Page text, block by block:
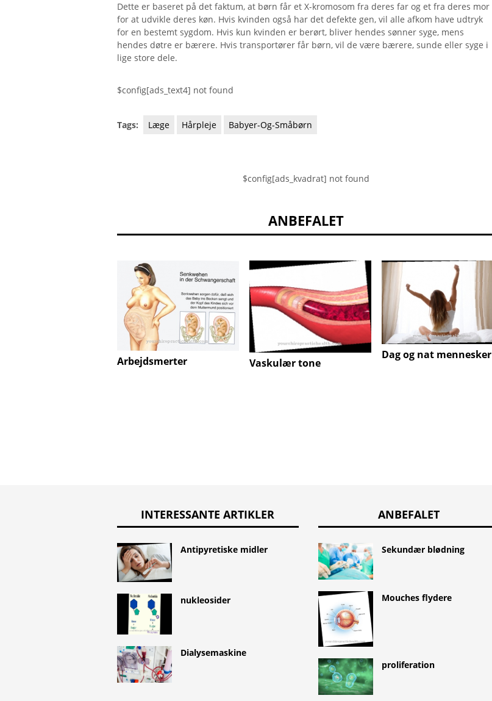
Dette er baseret på det faktum, at børn får et X-kromosom fra deres far og et fra deres mor
for at udvikle deres køn. Hvis kvinden også har det defekte gen, vil alle afkom have udtryk
for en bestemt sygdom. Hvis kun kvinden er berørt, bliver hendes sønner syge, mens
hendes døtre er bærere. Hvis transportører får børn, vil de være bærere, sunde eller syge i
lige store dele.
$config[ads_text4] not found
Tags: Læge Hårpleje Babyer-Og-Småbørn
$config[ads_kvadrat] not found
ANBEFALET
Arbejdsmerter Vaskulær tone
Dag og nat mennesker
INTERESSANTE ARTIKLER
Antipyretiske midler
nukleosider
Dialysemaskine
ANBEFALET
Sekundær blødning
Mouches flydere
proliferation